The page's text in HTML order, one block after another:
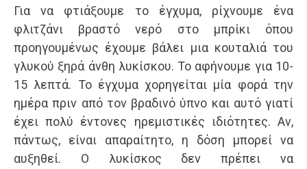
Για να φτιάξουμε το έγχυμα, ρίχνουμε ένα
φλιτζάνι βραστό νερό στο μπρίκι όπου
προηγουμένως έχουμε βάλει μια κουταλιά του
γλυκού ξηρά άνθη λυκίσκου. Το αφήνουμε για 10-
15 λεπτά. Το έγχυμα χορηγείται μία φορά την
ημέρα πριν από τον βραδινό ύπνο και αυτό γιατί
έχει πολύ έντονες ηρεμιστικές ιδιότητες. Αν,
πάντως, είναι απαραίτητο, η δόση μπορεί να
αυξηθεί. Ο λυκίσκος δεν πρέπει να